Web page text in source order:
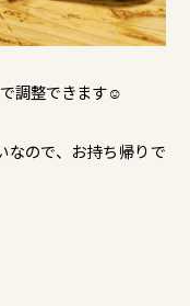
調整できます☺
なので、お持ち帰りで